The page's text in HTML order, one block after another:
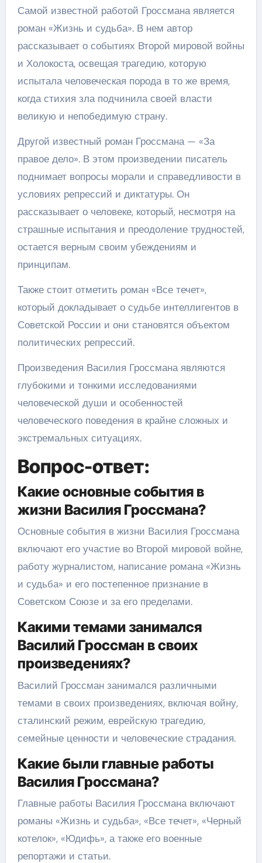
Самой известной работой Гроссмана является
роман «Жизнь и судьба». В нем автор
рассказывает о событиях Второй мировой войны
и Холокоста, освещая трагедию, которую
испытала человеческая порода в то же время,
когда стихия зла подчинила своей власти
великую и непобедимую страну.
Другой известный роман Гроссмана — «За
правое дело». В этом произведении писатель
поднимает вопросы морали и справедливости в
условиях репрессий и диктатуры. Он
рассказывает о человеке, который, несмотря на
страшные испытания и преодоление трудностей,
остается верным своим убеждениям и
принципам.
Также стоит отметить роман «Все течет»,
который докладывает о судьбе интеллигентов в
Советской России и они становятся объектом
политических репрессий.
Произведения Василия Гроссмана являются
глубокими и тонкими исследованиями
человеческой души и особенностей
человеческого поведения в крайне сложных и
экстремальных ситуациях.
Вопрос-ответ:
Какие основные события в
жизни Василия Гроссмана?
Основные события в жизни Василия Гроссмана
включают его участие во Второй мировой войне,
работу журналистом, написание романа «Жизнь
и судьба» и его постепенное признание в
Советском Союзе и за его пределами.
Какими темами занимался
Василий Гроссман в своих
произведениях?
Василий Гроссман занимался различными
темами в своих произведениях, включая войну,
сталинский режим, еврейскую трагедию,
семейные ценности и человеческие страдания.
Какие были главные работы
Василия Гроссмана?
Главные работы Василия Гроссмана включают
романы «Жизнь и судьба», «Все течет», «Черный
котелок», «Юдифь», а также его военные
репортажи и статьи.